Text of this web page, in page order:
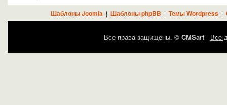
Шаблоны Joomla | Шаблоны phpBB | Темы Wordpress|
Все права защищены. © CMSart- Все